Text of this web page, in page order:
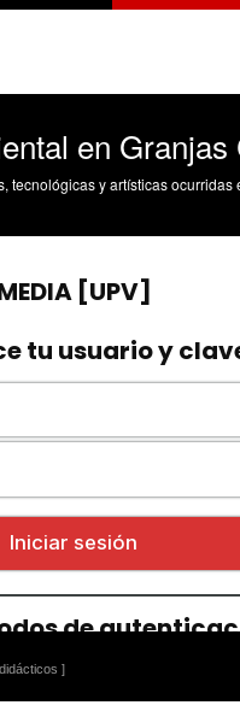
Granjas
ocurridas en los tres